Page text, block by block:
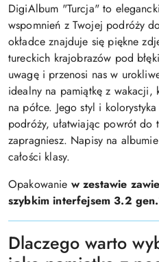
DigiAlbum "Turcja" to
wspomnień z Twojej podróży
okładce znajduje się piękne
tureckich krajobrazów pod
uwagę i przenosi nas w
idealny na pamiątkę z wakacji,
na półce. Jego styl i
podróży, ułatwiając powrót
zapragniesz. Napisy na
całości klasy.
Opakowanie w zestawie
szybkim interfejsem 3.2
Dlaczego warto